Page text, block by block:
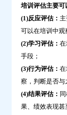
培训评估主要可
(1)反应评估：
可以在培训中观
(2)学习评估：
手段；
(3)行为评估：
察，判断是否与
(4)结果评估：
果、绩效表现